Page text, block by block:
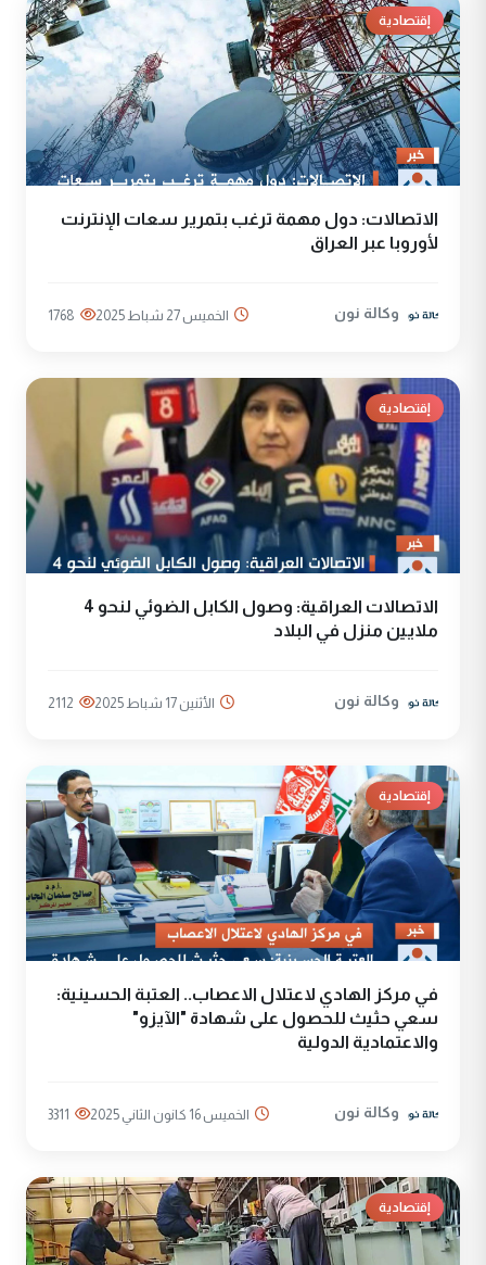
إقتصادية
الاتصالات: دول مهمة ترغب بتمرير سعات الإنترنت
لأوروبا عبر العراق
وكالة نون الخميس 27 شباط 2025 1768
إقتصادية
الاتصالات العراقية: وصول الكابل الضوئي لنحو 4
ملايين منزل في البلاد
وكالة نون الأثنين 17 شباط 2025 2112
إقتصادية
في مركز الهادي لاعتلال الاعصاب.. العتبة الحسينية:
سعي حثيث للحصول على شهادة "الآيزو"
والاعتمادية الدولية
وكالة نون الخميس 16 كانون الثاني 2025 3311
إقتصادية